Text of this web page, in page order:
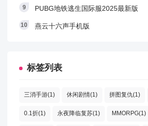
PUBG地铁逃生国际服2025最新版
燕云十六声手机版
标签列表
三消手游(1) 休闲剧情(1) 拼图复仇(1)
0.1折(1) 永夜降临复苏(1) MMORPG(1)